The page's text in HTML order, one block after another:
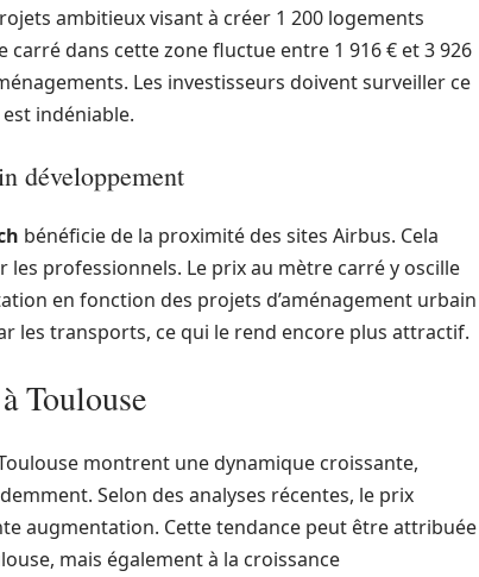
ambitieux visant à créer 1 200 logements
dans cette zone fluctue entre 1 916 € et 3 926
Les investisseurs doivent surveiller ce
indéniable.
développement
bénéficie de la proximité des sites Airbus. Cela
professionnels. Le prix au mètre carré y oscille
en fonction des projets d’aménagement urbain
les transports, ce qui le rend encore plus attractif.
Toulouse
montrent une dynamique croissante,
Selon des analyses récentes, le prix
augmentation. Cette tendance peut être attribuée
mais également à la croissance